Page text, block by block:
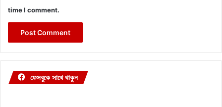
time I comment.
ফেসবুকে সাথে থাকুন